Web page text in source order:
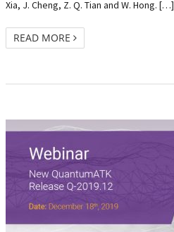
Xia, J. Cheng, Z. Q. Tian and W. Hong. […]
READ MORE